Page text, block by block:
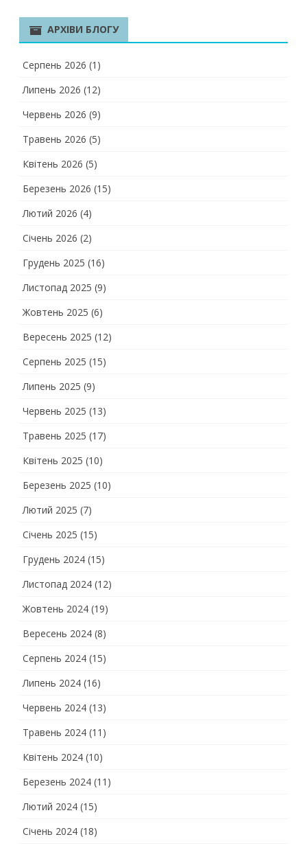
АРХІВИ БЛОГУ
Серпень 2026 (1)
Липень 2026 (12)
Червень 2026 (9)
Травень 2026 (5)
Квітень 2026 (5)
Березень 2026 (15)
Лютий 2026 (4)
Січень 2026 (2)
Грудень 2025 (16)
Листопад 2025 (9)
Жовтень 2025 (6)
Вересень 2025 (12)
Серпень 2025 (15)
Липень 2025 (9)
Червень 2025 (13)
Травень 2025 (17)
Квітень 2025 (10)
Березень 2025 (10)
Лютий 2025 (7)
Січень 2025 (15)
Грудень 2024 (15)
Листопад 2024 (12)
Жовтень 2024 (19)
Вересень 2024 (8)
Серпень 2024 (15)
Липень 2024 (16)
Червень 2024 (13)
Травень 2024 (11)
Квітень 2024 (10)
Березень 2024 (11)
Лютий 2024 (15)
Січень 2024 (18)